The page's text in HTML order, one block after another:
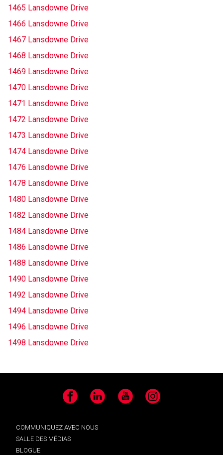
1465 Lansdowne Drive
1466 Lansdowne Drive
1467 Lansdowne Drive
1468 Lansdowne Drive
1469 Lansdowne Drive
1470 Lansdowne Drive
1471 Lansdowne Drive
1472 Lansdowne Drive
1473 Lansdowne Drive
1474 Lansdowne Drive
1476 Lansdowne Drive
1478 Lansdowne Drive
1480 Lansdowne Drive
1482 Lansdowne Drive
1484 Lansdowne Drive
1486 Lansdowne Drive
1488 Lansdowne Drive
1490 Lansdowne Drive
1492 Lansdowne Drive
1494 Lansdowne Drive
1496 Lansdowne Drive
1498 Lansdowne Drive
Facebook LinkedIn YouTube Instagram
COMMUNIQUEZ AVEC NOUS
SALLE DES MÉDIAS
BLOGUE